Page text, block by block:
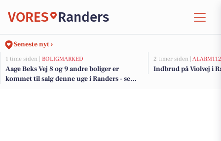
VORES Randers
Seneste nyt ›
1 time siden | BOLIGMARKED
Aage Beks Vej 8 og 9 andre boliger er
kommet til salg denne uge i Randers - se
boligerne her.
2 timer siden | ALARM112
Indbrud på Violvej i